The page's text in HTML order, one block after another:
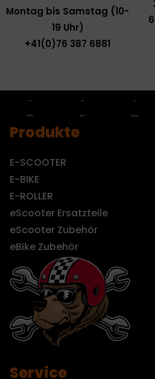
Montag bis Samstag (10-
19 Uhr)
+41(0)76 387 6881
Produkte
E-SCOOTER
E-BIKE
E-ROLLER
eScooter Ersatzteile
eScooter Zubehör
eBike Zubehör
Service